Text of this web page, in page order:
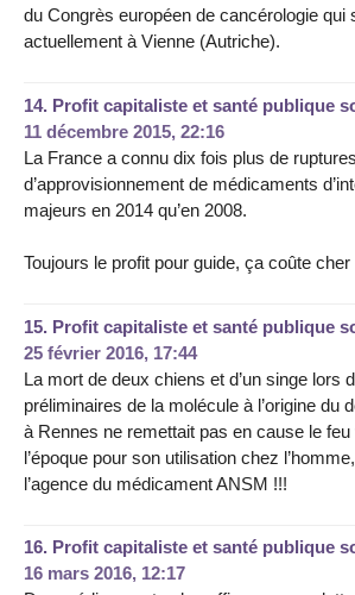
du Congrès européen de cancérologie qui
actuellement à Vienne (Autriche).
14. Profit capitaliste et santé publique
11 décembre 2015, 22:16
La France a connu dix fois plus de ruptures
d’approvisionnement de médicaments
majeurs en 2014 qu’en 2008.
Toujours le profit pour guide, ça coûte cher
15. Profit capitaliste et santé publique
25 février 2016, 17:44
La mort de deux chiens et d’un singe lors
préliminaires de la molécule à l’origine du
à Rennes ne remettait pas en cause le
l’époque pour son utilisation chez
l’agence du médicament ANSM !!!
16. Profit capitaliste et santé publique
16 mars 2016, 12:17